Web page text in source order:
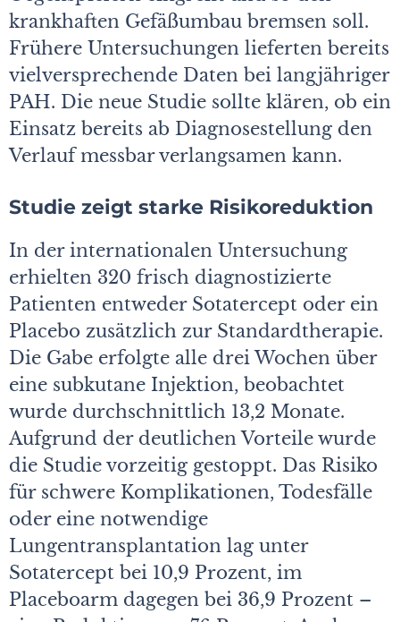
krankhaften Gefäßumbau bremsen soll.
Frühere Untersuchungen lieferten bereits
vielversprechende Daten bei langjähriger
PAH. Die neue Studie sollte klären, ob ein
Einsatz bereits ab Diagnosestellung den
Verlauf messbar verlangsamen kann.
Studie zeigt starke Risikoreduktion
In der internationalen Untersuchung
erhielten 320 frisch diagnostizierte
Patienten entweder Sotatercept oder ein
Placebo zusätzlich zur Standardtherapie.
Die Gabe erfolgte alle drei Wochen über
eine subkutane Injektion, beobachtet
wurde durchschnittlich 13,2 Monate.
Aufgrund der deutlichen Vorteile wurde
die Studie vorzeitig gestoppt. Das Risiko
für schwere Komplikationen, Todesfälle
oder eine notwendige
Lungentransplantation lag unter
Sotatercept bei 10,9 Prozent, im
Placeboarm dagegen bei 36,9 Prozent –